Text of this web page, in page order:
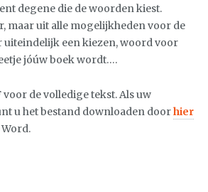
degene die de woorden kiest.
maar uit alle mogelijkheden voor de
een kiezen, woord voor
jóúw boek wordt….
de volledige tekst. Als uw
u het bestand downloaden doorhier